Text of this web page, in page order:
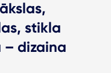
stikla
– dizaina